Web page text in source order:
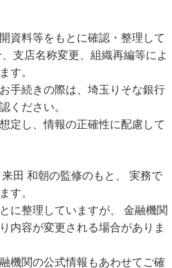
資料等をもとに確認・整理して
支店名称変更、組織再編等によ
す。
手続きの際は、埼玉りそな銀行
ください。
定し、情報の正確性に配慮して
田 和朝の監修のもと、 実務で
す。
に整理していますが、 金融機関
内容が変更される場合がありま
機関の公式情報もあわせてご確